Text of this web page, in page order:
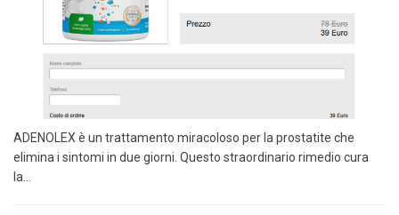
ADENOLEX è un trattamento miracoloso per la prostatite che
elimina i sintomi in due giorni. Questo straordinario rimedio cura
la...